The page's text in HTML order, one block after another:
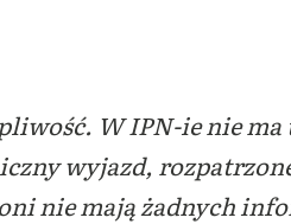
W IPN-ie nie
wyjazd,
nie mają żadnych